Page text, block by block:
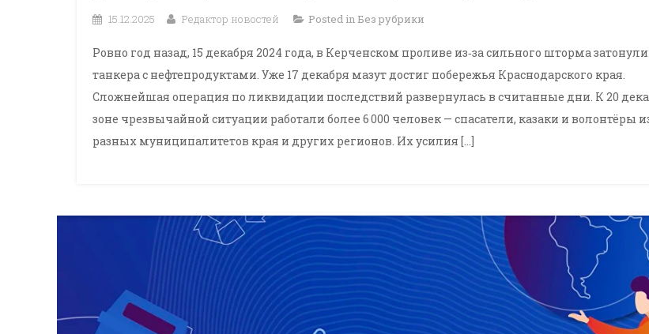
15.12.2025 Редактор новостей Posted in Без рубрики
Ровно год назад, 15 декабря 2024 года, в Керченском проливе из‑за сильного шторма
танкера с нефтепродуктами. Уже 17 декабря мазут достиг побережья Краснодарского края.
Сложнейшая операция по ликвидации последствий развернулась в считанные дни. К 20
зоне чрезвычайной ситуации работали более 6 000 человек — спасатели, казаки и волонтёры
разных муниципалитетов края и других регионов. Их усилия […]